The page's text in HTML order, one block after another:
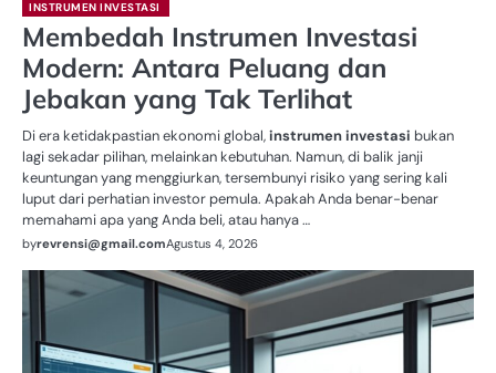
INSTRUMEN INVESTASI
Membedah Instrumen Investasi
Modern: Antara Peluang dan
Jebakan yang Tak Terlihat
Di era ketidakpastian ekonomi global,instrumen investasi bukan
lagi sekadar pilihan, melainkan kebutuhan. Namun, di balik janji
keuntungan yang menggiurkan, tersembunyi risiko yang sering kali
luput dari perhatian investor pemula. Apakah Anda benar-benar
memahami apa yang Anda beli, atau hanya …
byrevrensi@gmail.comAgustus 4, 2026